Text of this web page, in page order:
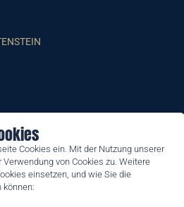
Cookies ein. Mit der Nutzung unserer
von Cookies zu. Weitere
einsetzen, und wie Sie die
können: